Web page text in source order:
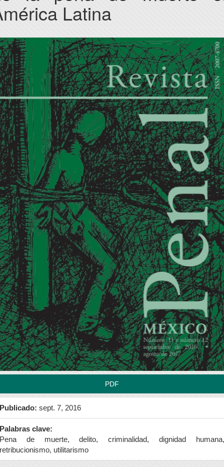
Latina
PDF
Publicado: sept. 7, 2016
Palabras clave:
Pena de muerte, delito, criminalidad, dignidad humana,
retribucionismo, utilitarismo